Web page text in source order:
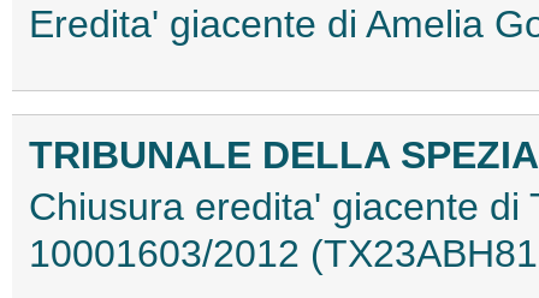
Eredita' giacente di Amelia
TRIBUNALE DELLA SPEZIA
Chiusura eredita' giacente di
10001603/2012